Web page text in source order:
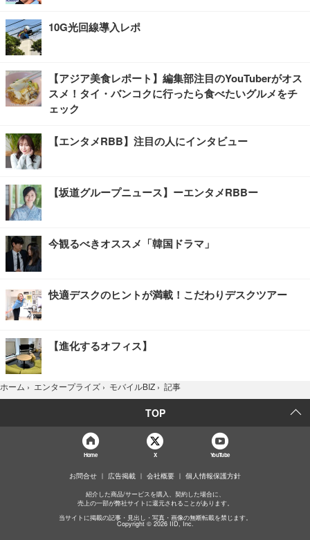
10G光回線導入レポ
【アジア美食レポート】編集部注目のYouTuberがオス
スメ！タイ・バンコクに行ったら食べたいグルメをチ
ェック
【エンタメRBB】注目の人にインタビュー
【坂道グループニュース】ーエンタメRBBー
今観るべきオススメ「韓国ドラマ」
快適デスクのヒントが満載！こだわりデスクツアー
【進化するオフィス】
ホーム › エンタープライズ › モバイルBIZ › 記事
TOP
Home X YouTube
お問合せ 広告掲載 会社概要 個人情報保護方針
紹介した商品/サービスを購入、契約した場合に、
売上の一部が弊社サイトに還元されることがあります。
当サイトに掲載の記事・見出し・写真・画像の無断転載を禁じます。
Copyright © 2026 IID, Inc.